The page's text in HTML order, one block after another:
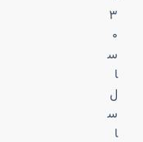
۳
۰
س
ا
ل
س
ا